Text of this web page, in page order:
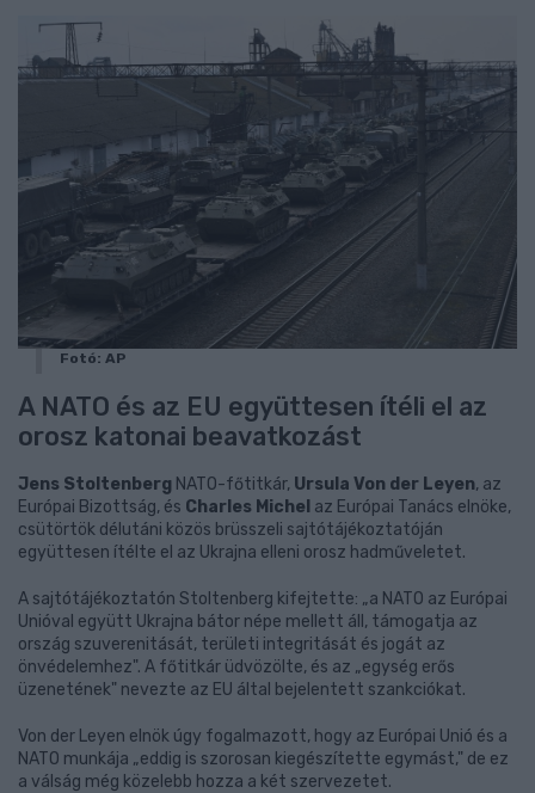
Fotó: AP
A NATO és az EU együttesen ítéli el az
orosz katonai beavatkozást
Jens Stoltenberg NATO-főtitkár, Ursula Von der Leyen, az
Európai Bizottság, és Charles Michel az Európai Tanács elnöke,
csütörtök délutáni közös brüsszeli sajtótájékoztatóján
együttesen ítélte el az Ukrajna elleni orosz hadműveletet.
A sajtótájékoztatón Stoltenberg kifejtette: „a NATO az Európai
Unióval együtt Ukrajna bátor népe mellett áll, támogatja az
ország szuverenitását, területi integritását és jogát az
önvédelemhez". A főtitkár üdvözölte, és az „egység erős
üzenetének" nevezte az EU által bejelentett szankciókat.
Von der Leyen elnök úgy fogalmazott, hogy az Európai Unió és a
NATO munkája „eddig is szorosan kiegészítette egymást," de ez
a válság még közelebb hozza a két szervezetet.